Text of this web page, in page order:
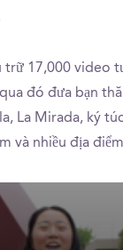
trữ 17,000 video
đó đưa bạn
La Mirada, ký
và nhiều địa